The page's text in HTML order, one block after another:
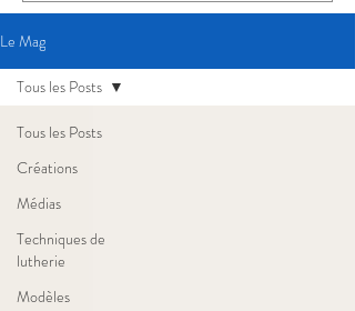
Le Mag
Tous les Posts
Créations
Médias
Techniques de
lutherie
Modèles
Tous les Posts